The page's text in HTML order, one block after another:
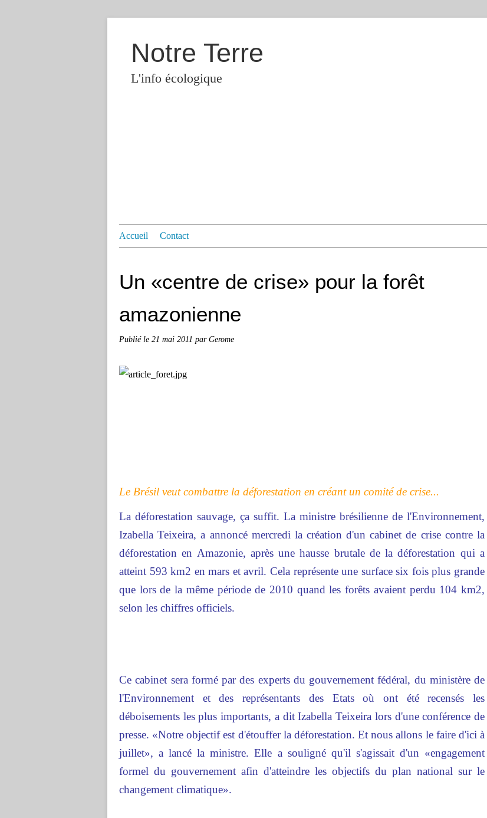
Notre Terre
L'info écologique
Accueil Contact
Un «centre de crise» pour la forêt
amazonienne
Publié le 21 mai 2011 par Gerome
Le Brésil veut combattre la déforestation en créant un comité de crise...
La déforestation sauvage, ça suffit. La ministre brésilienne de l'Environnement,
Izabella Teixeira, a annoncé mercredi la création d'un cabinet de crise contre la
déforestation en Amazonie, après une hausse brutale de la déforestation qui a
atteint 593 km2 en mars et avril. Cela représente une surface six fois plus grande
que lors de la même période de 2010 quand les forêts avaient perdu 104 km2,
selon les chiffres officiels.
Ce cabinet sera formé par des experts du gouvernement fédéral, du ministère de
l'Environnement et des représentants des Etats où ont été recensés les
déboisements les plus importants, a dit Izabella Teixeira lors d'une conférence de
presse. «Notre objectif est d'étouffer la déforestation. Et nous allons le faire d'ici à
juillet», a lancé la ministre. Elle a souligné qu'il s'agissait d'un «engagement
formel du gouvernement afin d'atteindre les objectifs du plan national sur le
changement climatique».